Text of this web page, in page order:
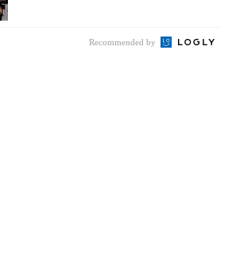
Recommended by